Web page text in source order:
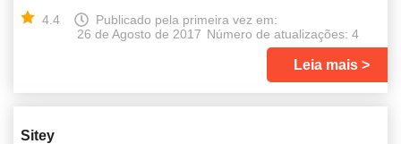
4.4
Publicado pela primeira vez em:
26 de Agosto de 2017 Número de atualizações: 4
Leia mais
Sitey